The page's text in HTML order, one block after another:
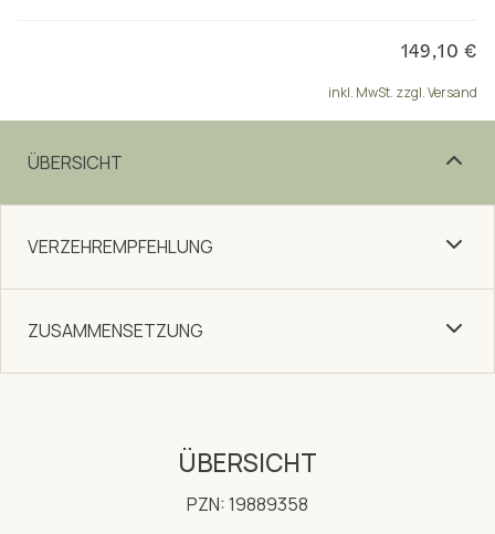
149,10 €
inkl. MwSt. zzgl. Versand
ÜBERSICHT
VERZEHREMPFEHLUNG
ZUSAMMENSETZUNG
ÜBERSICHT
PZN: 19889358